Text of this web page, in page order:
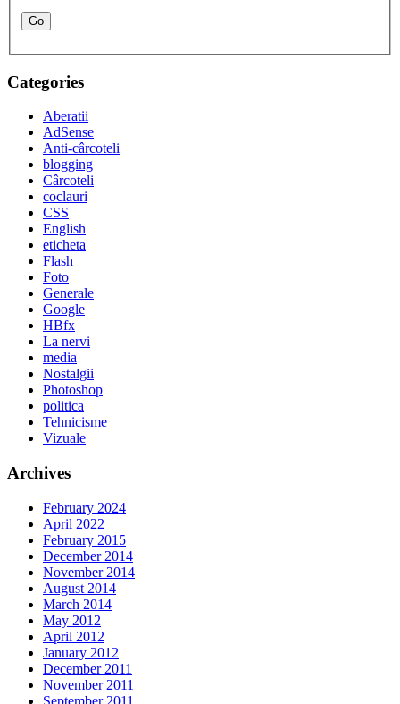
Categories
Aberatii
AdSense
Anti-cârcoteli
blogging
Cârcoteli
coclauri
CSS
English
eticheta
Flash
Foto
Generale
Google
HBfx
La nervi
media
Nostalgii
Photoshop
politica
Tehnicisme
Vizuale
Archives
February 2024
April 2022
February 2015
December 2014
November 2014
August 2014
March 2014
May 2012
April 2012
January 2012
December 2011
November 2011
September 2011